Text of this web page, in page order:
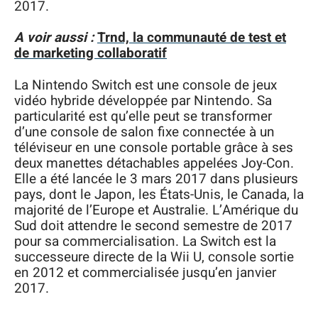
2017.
A voir aussi :Trnd, la communauté de test et
de marketing collaboratif
La Nintendo Switch est une console de jeux
vidéo hybride développée par Nintendo. Sa
particularité est qu’elle peut se transformer
d’une console de salon fixe connectée à un
téléviseur en une console portable grâce à ses
deux manettes détachables appelées Joy-Con.
Elle a été lancée le 3 mars 2017 dans plusieurs
pays, dont le Japon, les États-Unis, le Canada, la
majorité de l’Europe et Australie. L’Amérique du
Sud doit attendre le second semestre de 2017
pour sa commercialisation. La Switch est la
successeure directe de la Wii U, console sortie
en 2012 et commercialisée jusqu’en janvier
2017.